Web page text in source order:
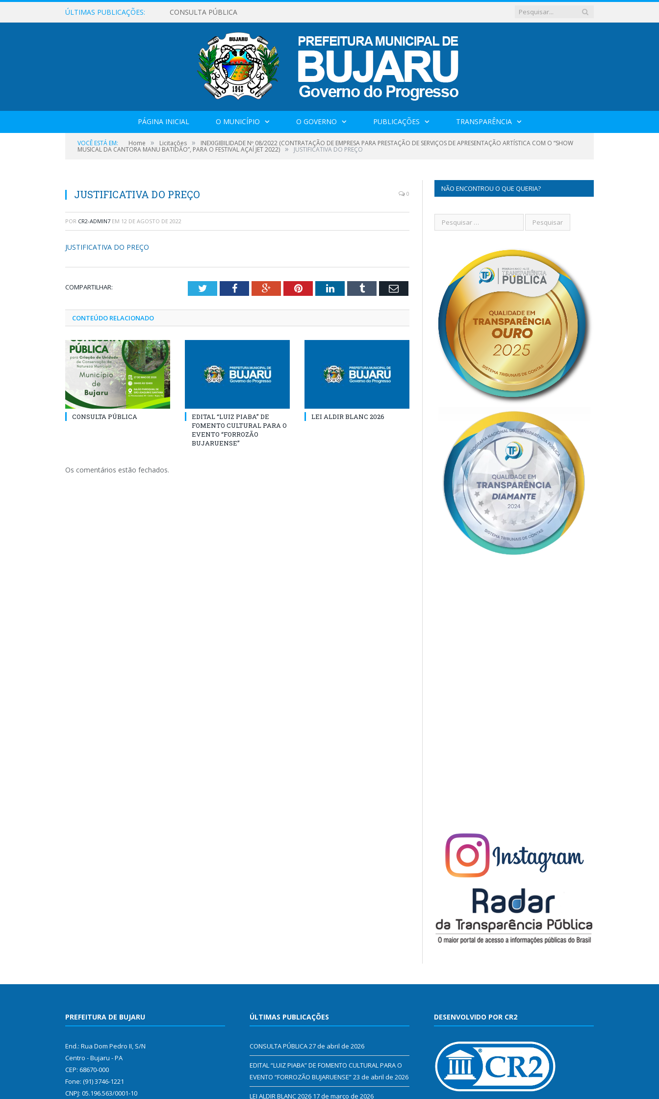
ÚLTIMAS PUBLICAÇÕES: CONSULTA PÚBLICA
PÁGINA INICIAL O MUNICÍPIO O GOVERNO PUBLICAÇÕES TRANSPARÊNCIA
VOCÊ ESTÁ EM: Home » Licitações » INEXIGIBILIDADE Nº 08/2022 (CONTRATAÇÃO DE EMPRESA PARA PRESTAÇÃO DE SERVIÇOS DE APRESENTAÇÃO ARTÍSTICA COM O “SHOW
MUSICAL DA CANTORA MANU BATIDÃO”, PARA O FESTIVAL AÇAÍ JET 2022) » JUSTIFICATIVA DO PREÇO
JUSTIFICATIVA DO PREÇO 0
POR CR2-ADMIN7 EM 12 DE AGOSTO DE 2022
JUSTIFICATIVA DO PREÇO
COMPARTILHAR: TwitterFacebookGoogle+PinterestLinkedInTumblr Email
CONTEÚDO RELACIONADO
CONSULTA PÚBLICA
EDITAL “LUIZ PIABA” DE
FOMENTO CULTURAL PARA O
EVENTO “FORROZÃO
BUJARUENSE”
LEI ALDIR BLANC 2026
Os comentários estão fechados.
NÃO ENCONTROU O QUE QUERIA?
PREFEITURA DE BUJARU
End.: Rua Dom Pedro II, S/N
Centro - Bujaru - PA
CEP: 68670-000
Fone: (91) 3746-1221
CNPJ: 05.196.563/0001-10
ÚLTIMAS PUBLICAÇÕES
CONSULTA PÚBLICA27 de abril de 2026
EDITAL “LUIZ PIABA” DE FOMENTO CULTURAL PARA O
EVENTO “FORROZÃO BUJARUENSE”23 de abril de 2026
LEI ALDIR BLANC 2026 17 de março de 2026
DESENVOLVIDO POR CR2